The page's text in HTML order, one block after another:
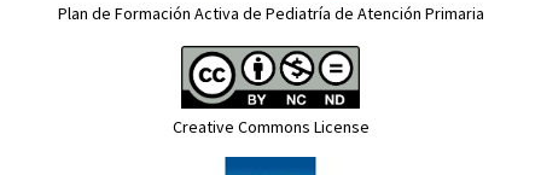
Plan de Formación Activa de Pediatría de Atención Primaria
Creative Commons License